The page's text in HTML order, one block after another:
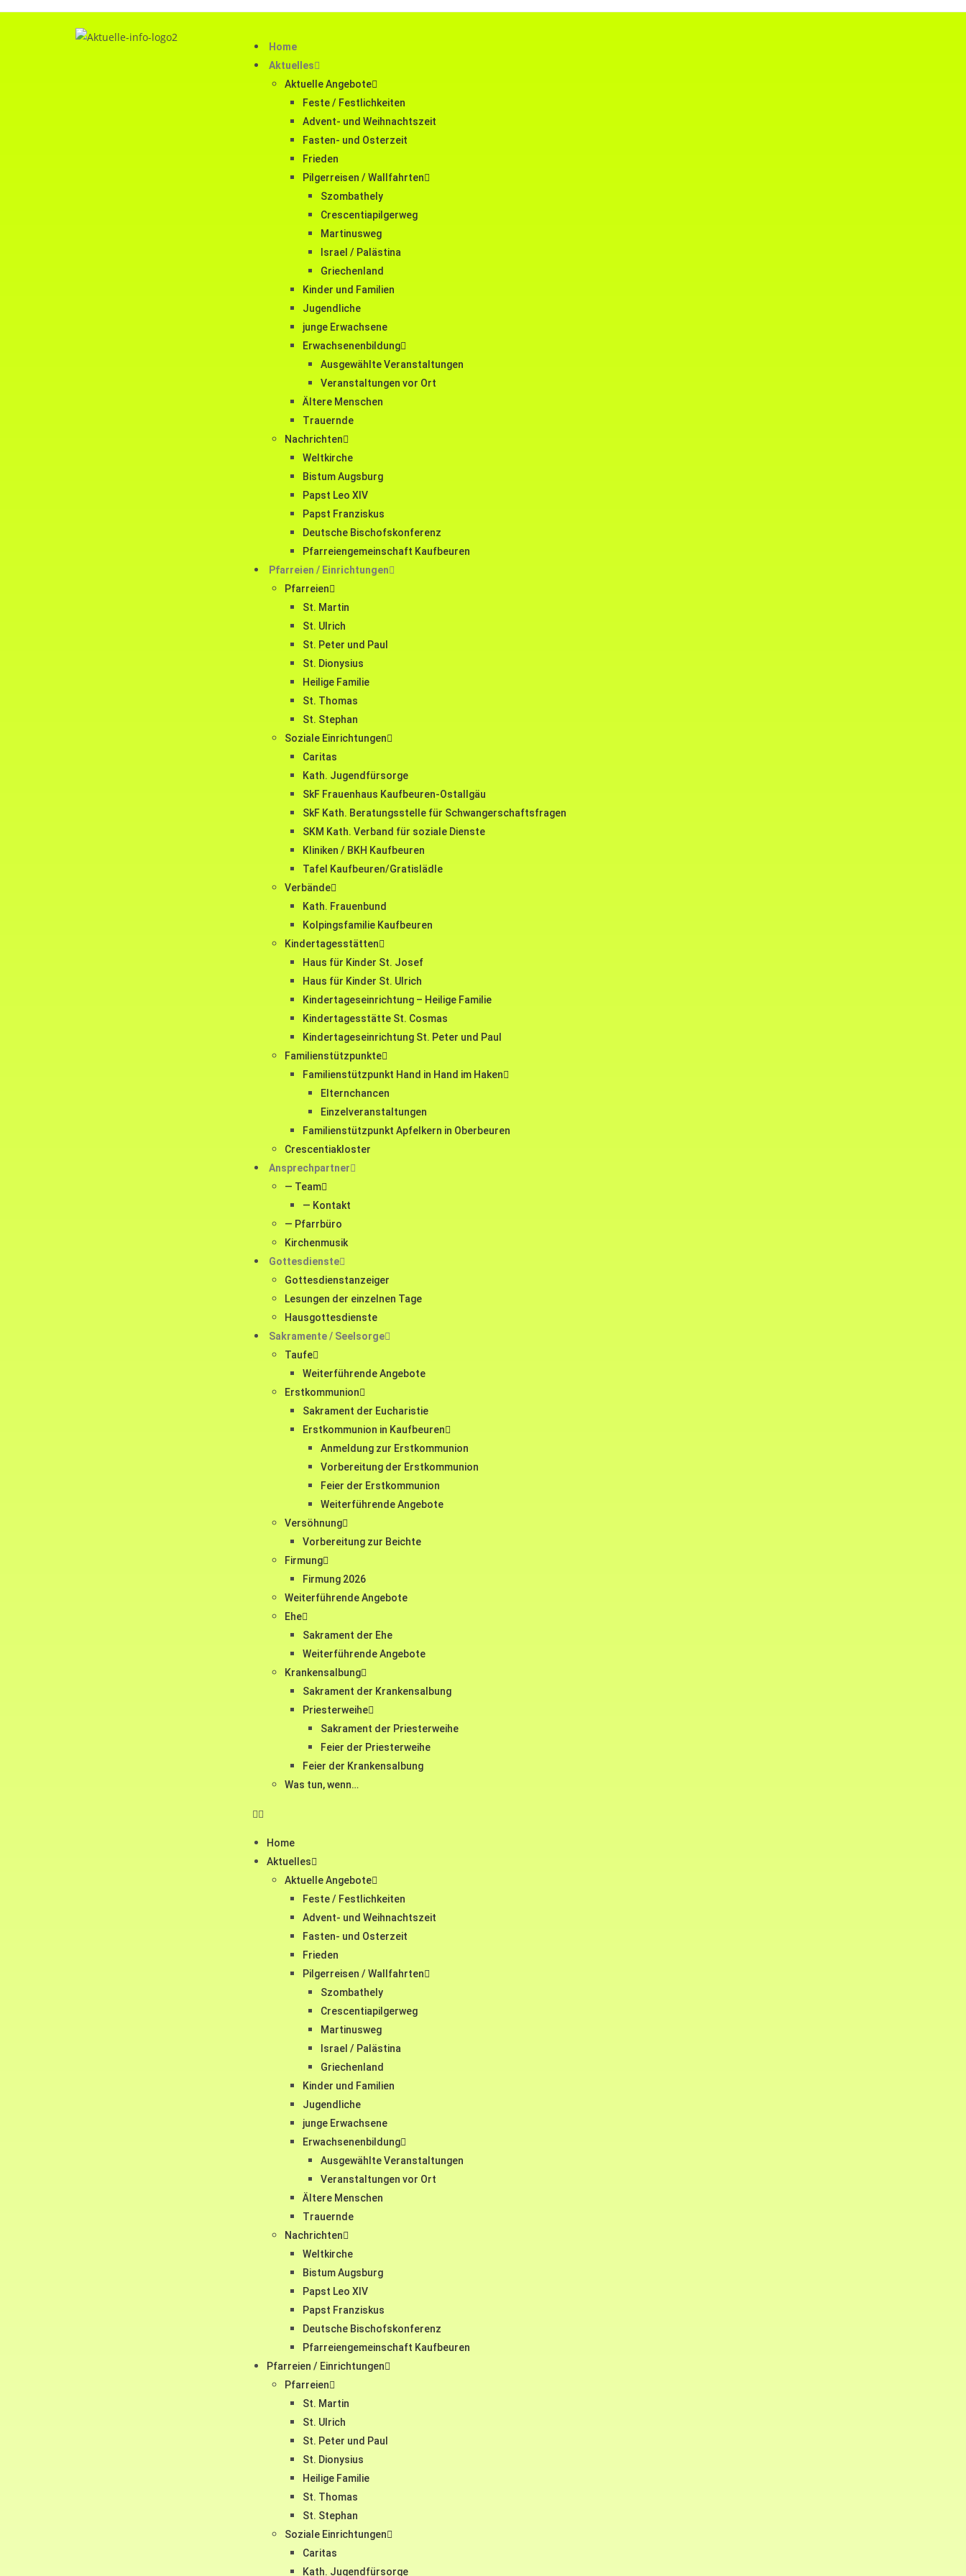
Home
Aktuelles
Aktuelle Angebote
Feste / Festlichkeiten
Advent- und Weihnachtszeit
Fasten- und Osterzeit
Frieden
Pilgerreisen / Wallfahrten
Szombathely
Crescentiapilgerweg
Martinusweg
Israel / Palästina
Griechenland
Kinder und Familien
Jugendliche
junge Erwachsene
Erwachsenenbildung
Ausgewählte Veranstaltungen
Veranstaltungen vor Ort
Ältere Menschen
Trauernde
Nachrichten
Weltkirche
Bistum Augsburg
Papst Leo XIV
Papst Franziskus
Deutsche Bischofskonferenz
Pfarreiengemeinschaft Kaufbeuren
Pfarreien / Einrichtungen
Pfarreien
St. Martin
St. Ulrich
St. Peter und Paul
St. Dionysius
Heilige Familie
St. Thomas
St. Stephan
Soziale Einrichtungen
Caritas
Kath. Jugendfürsorge
SkF Frauenhaus Kaufbeuren-Ostallgäu
SkF Kath. Beratungsstelle für Schwangerschaftsfragen
SKM Kath. Verband für soziale Dienste
Kliniken / BKH Kaufbeuren
Tafel Kaufbeuren/Gratislädle
Verbände
Kath. Frauenbund
Kolpingsfamilie Kaufbeuren
Kindertagesstätten
Haus für Kinder St. Josef
Haus für Kinder St. Ulrich
Kindertageseinrichtung – Heilige Familie
Kindertagesstätte St. Cosmas
Kindertageseinrichtung St. Peter und Paul
Familienstützpunkte
Familienstützpunkt Hand in Hand im Haken
Elternchancen
Einzelveranstaltungen
Familienstützpunkt Apfelkern in Oberbeuren
Crescentiakloster
Ansprechpartner
— Team
— Kontakt
— Pfarrbüro
Kirchenmusik
Gottesdienste
Gottesdienstanzeiger
Lesungen der einzelnen Tage
Hausgottesdienste
Sakramente / Seelsorge
Taufe
Weiterführende Angebote
Erstkommunion
Sakrament der Eucharistie
Erstkommunion in Kaufbeuren
Anmeldung zur Erstkommunion
Vorbereitung der Erstkommunion
Feier der Erstkommunion
Weiterführende Angebote
Versöhnung
Vorbereitung zur Beichte
Firmung
Firmung 2026
Weiterführende Angebote
Ehe
Sakrament der Ehe
Weiterführende Angebote
Krankensalbung
Sakrament der Krankensalbung
Priesterweihe
Sakrament der Priesterweihe
Feier der Priesterweihe
Feier der Krankensalbung
Was tun, wenn…
Home
Aktuelles
Aktuelle Angebote
Feste / Festlichkeiten
Advent- und Weihnachtszeit
Fasten- und Osterzeit
Frieden
Pilgerreisen / Wallfahrten
Szombathely
Crescentiapilgerweg
Martinusweg
Israel / Palästina
Griechenland
Kinder und Familien
Jugendliche
junge Erwachsene
Erwachsenenbildung
Ausgewählte Veranstaltungen
Veranstaltungen vor Ort
Ältere Menschen
Trauernde
Nachrichten
Weltkirche
Bistum Augsburg
Papst Leo XIV
Papst Franziskus
Deutsche Bischofskonferenz
Pfarreiengemeinschaft Kaufbeuren
Pfarreien / Einrichtungen
Pfarreien
St. Martin
St. Ulrich
St. Peter und Paul
St. Dionysius
Heilige Familie
St. Thomas
St. Stephan
Soziale Einrichtungen
Caritas
Kath. Jugendfürsorge